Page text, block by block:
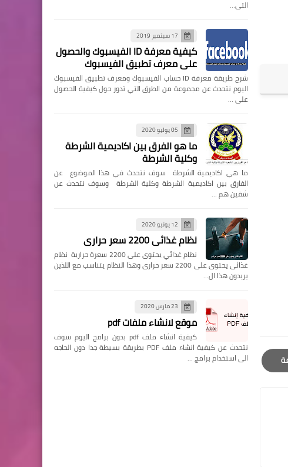
التى…
17 سبتمبر 2019
كيفية معرفة ID الفيسبوك والحصول
على معرف تطبيق الفيسبوك
شرح طريقة معرفة ID حساب الفيسبوك ومعرف تطبيق الفيسبوك
اليوم نتحدث عن مجموعة من الطرق التي تدور حول كيفية الحصول
على …
05 يوليو 2020
ما هو الفرق بين اكاديمية الشرطة
وكلية الشرطة
ما هي اكاديمية الشرطة سوف نتحدث في هذا الموضوع عن
الفارق بين اكاديمية الشرطة وكلية الشرطة وسوف نتحدث عن
شقين هم …
12 يونيو 2020
نظام غذائى 2200 سعر حرارى
نظام غذائي يحتوى على 2200 سعرة حرارية نظام
غذائى يحتوى على 2200 سعر حرارى وهذا النظام يتناسب مع اللذين
يريدون هذا ال…
23 مارس 2020
موقع لانشاء ملفات pdf
كيفية انشاء ملف pdf بدون برامج اليوم سوف
نتحدث عن كيفية انشاء ملف PDF بطريقة بسيطة جدا دون الحاجه
الى استخدام برامج …